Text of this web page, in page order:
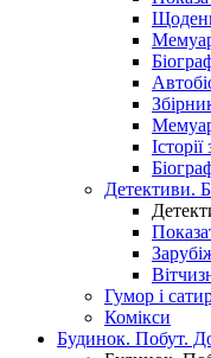
Детективи.
Гумор і
Комікси
Будинок. Побут.